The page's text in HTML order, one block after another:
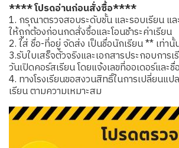
**** โปรดอ่านก่อนสั่งซื้อ****
1. กรุณาตรวจสอบระดับชั้น และรอบเรียน แล
ให้ถูกต้องก่อนกดสั่งซื้อและโอนชำระค่าเรียน
2. ใส่ ชื่อ-ที่อยู่ จัดส่ง เป็นชื่อนักเรียน ** เท่านั้
3.รับใบเสร็จตัวจริงและเอกสารประกอบการเ
วันเปิดคอร์สเรียน โดยแจ้งเลขที่ออเดอร์และ
4. ทางโรงเรียนขอสงวนสิทธิ์ในการเปลี่ยนแ
เรียน ตามความเหมาะสม